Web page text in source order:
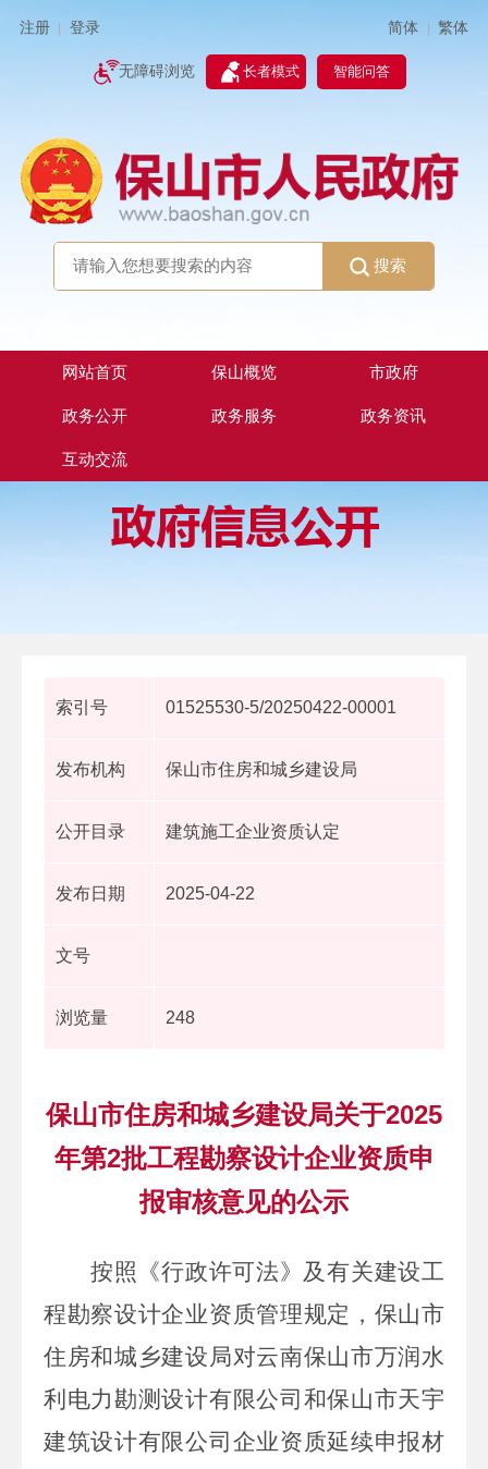
注册 登录 简体 | 繁体
无障碍浏览 长者模式 智能问答
搜索
网站首页 保山概览 市政府
政务公开 政务服务 政务资讯
互动交流
索引号 01525530-5/20250422-00001
发布机构 保山市住房和城乡建设局
公开目录 建筑施工企业资质认定
发布日期 2025-04-22
文号
浏览量 248
保山市住房和城乡建设局关于2025
年第2批工程勘察设计企业资质申
报审核意见的公示
按照《行政许可法》及有关建设工
程勘察设计企业资质管理规定，保山市
住房和城乡建设局对云南保山市万润水
利电力勘测设计有限公司和保山市天宇
建筑设计有限公司企业资质延续申报材